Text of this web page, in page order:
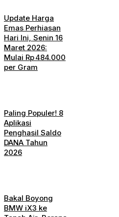
Update Harga
Emas Perhiasan
Hari Ini, Senin 16
Maret 2026:
Mulai Rp 484.000
per Gram
Paling Populer! 8
Aplikasi
Penghasil Saldo
DANA Tahun
2026
Bakal Boyong
BMW iX3 ke